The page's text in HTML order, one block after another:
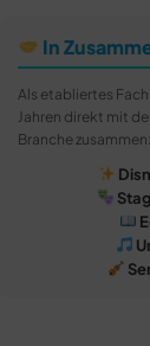
In
Als etabliertes
Jahren direkt mit
Branche zusammen: